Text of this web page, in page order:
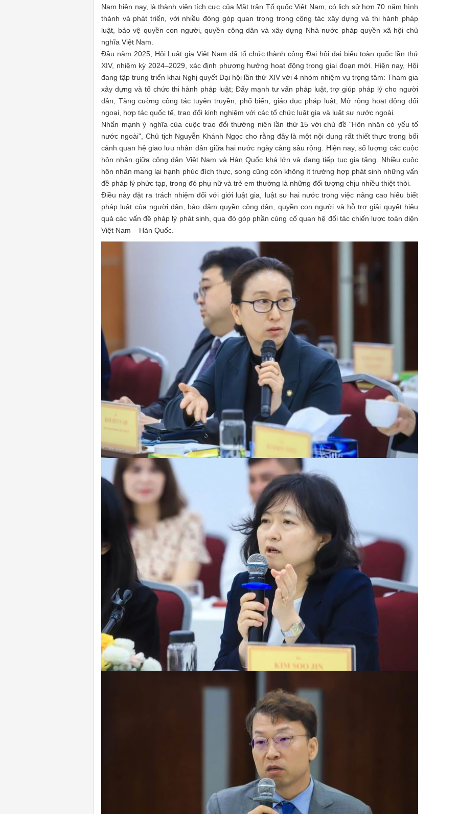
Nam hiện nay, là thành viên tích cực của Mặt trận Tổ quốc Việt Nam, có lịch sử hơn 70 năm hình
thành và phát triển, với nhiều đóng góp quan trọng trong công tác xây dựng và thi hành pháp
luật, bảo vệ quyền con người, quyền công dân và xây dựng Nhà nước pháp quyền xã hội chủ
nghĩa Việt Nam.
Đầu năm 2025, Hội Luật gia Việt Nam đã tổ chức thành công Đại hội đại biểu toàn quốc lần thứ
XIV, nhiệm kỳ 2024–2029, xác định phương hướng hoạt động trong giai đoạn mới. Hiện nay, Hội
đang tập trung triển khai Nghị quyết Đại hội lần thứ XIV với 4 nhóm nhiệm vụ trọng tâm: Tham gia
xây dựng và tổ chức thi hành pháp luật; Đẩy mạnh tư vấn pháp luật, trợ giúp pháp lý cho người
dân; Tăng cường công tác tuyên truyền, phổ biến, giáo dục pháp luật; Mở rộng hoạt động đối
ngoại, hợp tác quốc tế, trao đổi kinh nghiệm với các tổ chức luật gia và luật sư nước ngoài.
Nhấn mạnh ý nghĩa của cuộc trao đổi thường niên lần thứ 15 với chủ đề "Hôn nhân có yếu tố
nước ngoài", Chủ tịch Nguyễn Khánh Ngọc cho rằng đây là một nội dung rất thiết thực trong bối
cảnh quan hệ giao lưu nhân dân giữa hai nước ngày càng sâu rộng. Hiện nay, số lượng các cuộc
hôn nhân giữa công dân Việt Nam và Hàn Quốc khá lớn và đang tiếp tục gia tăng. Nhiều cuộc
hôn nhân mang lại hạnh phúc đích thực, song cũng còn không ít trường hợp phát sinh những vấn
đề pháp lý phức tạp, trong đó phụ nữ và trẻ em thường là những đối tượng chịu nhiều thiệt thòi.
Điều này đặt ra trách nhiệm đối với giới luật gia, luật sư hai nước trong việc nâng cao hiểu biết
pháp luật của người dân, bảo đảm quyền công dân, quyền con người và hỗ trợ giải quyết hiệu
quả các vấn đề pháp lý phát sinh, qua đó góp phần củng cố quan hệ đối tác chiến lược toàn diện
Việt Nam – Hàn Quốc.